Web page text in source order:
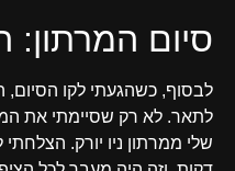
סיום המרתון:
לבסוף, כשהגעתי לקו
לתאר. לא רק שסיימתי את